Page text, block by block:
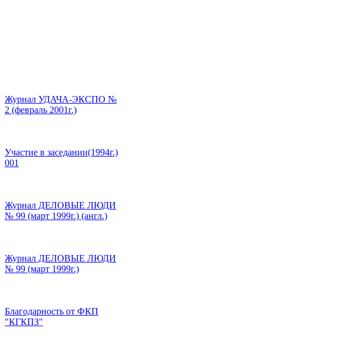
Журнал УДАЧА-ЭКСПО №
2 (февраль 2001г.)
Участие в заседании(1994г.)
001
Журнал ДЕЛОВЫЕ ЛЮДИ
№ 99 (март 1999г.) (англ.)
Журнал ДЕЛОВЫЕ ЛЮДИ
№ 99 (март 1999г.)
Благодарность от ФКП
"КГКПЗ"